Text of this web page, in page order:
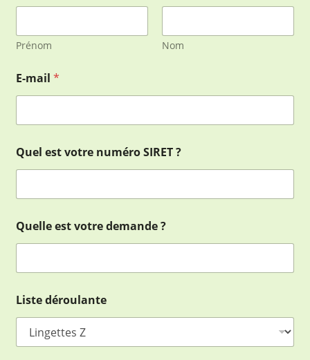
Prénom Nom
?
d
m
n
d
e
E-mail*
Quel est votre numéro SIRET ?
Quelle est votre demande ?
Liste déroulante